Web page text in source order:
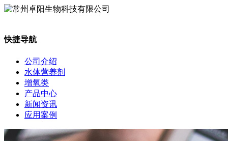
快捷导航
公司介绍
水体营养剂
增氧类
产品中心
新闻资讯
应用案例